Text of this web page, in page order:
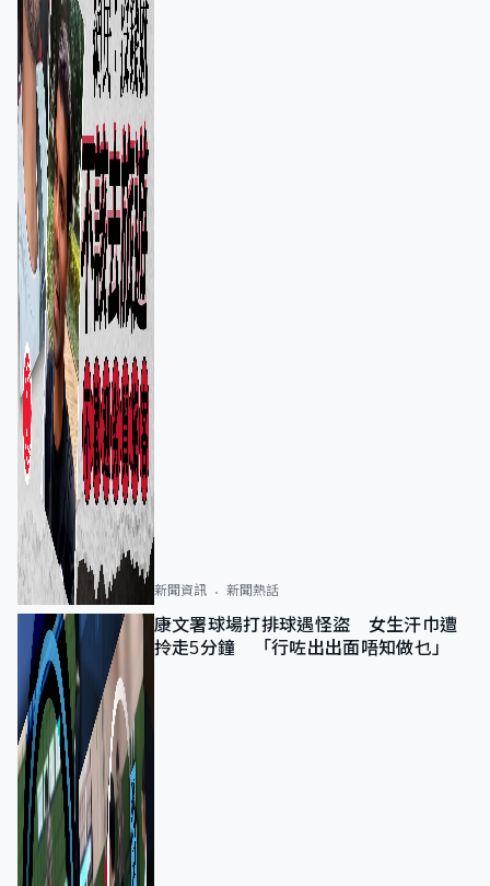
新聞資訊 新聞熱話
康文署球場打排球遇怪盜 女生汗巾遭
拎走5分鐘 「行咗出出面唔知做乜」